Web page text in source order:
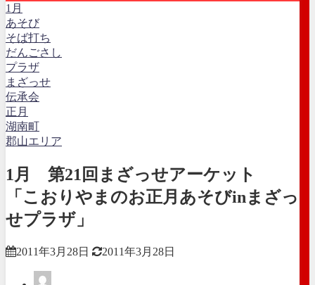
1月
あそび
そば打ち
だんごさし
プラザ
まざっせ
伝承会
正月
湖南町
郡山エリア
1月 第21回まざっせアーケット
「こおりやまのお正月あそびinまざっ
せプラザ」
2011年3月28日 2011年3月28日